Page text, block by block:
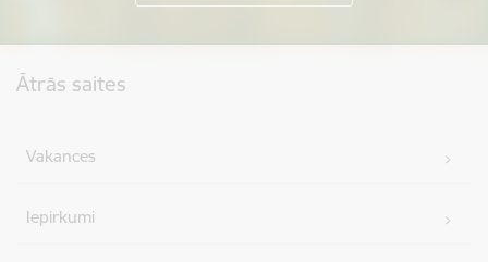
Ātrās saites
Vakances
Iepirkumi